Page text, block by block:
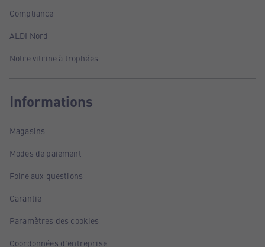
Compliance
ALDI Nord
Notre vitrine à trophées
Informations
Magasins
Modes de paiement
Foire aux questions
Garantie
Paramètres des cookies
Coordonnées d'entreprise